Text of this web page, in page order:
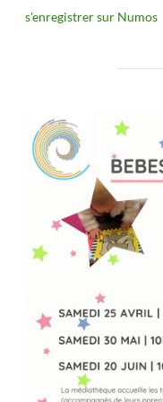
s'enregistrer sur Numos